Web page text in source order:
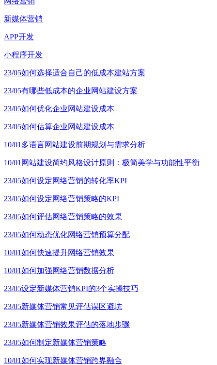
新媒体营销
APP开发
小程序开发
23/05如何选择适合自己的低成本建站方案
23/05有哪些低成本的企业网站建设方案
23/05如何优化企业网站建设成本
23/05如何估算企业网站建设成本
10/01 多语言网站建设前期规划与需求分析
10/01 网站建设简约风格设计原则：极简美学与功能性平衡
23/05如何设定网络营销的转化率KPI
23/05如何设定网络营销策略的KPI
23/05如何评估网络营销策略的效果
23/05如何动态优化网络营销预算分配
10/01如何快速提升网络营销效果
10/01如何加强网络营销数据分析
23/05设定新媒体营销KPI的3个实操技巧
23/05新媒体营销常见评估误区避坑
23/05新媒体营销效果评估的落地步骤
23/05如何制定新媒体营销策略
10/01如何实现新媒体营销跨界融合